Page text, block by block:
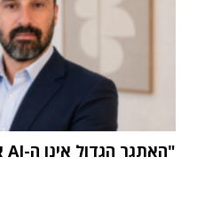
"האתגר הגדול אינו ה-AI אלא הטמעתה בארגון"